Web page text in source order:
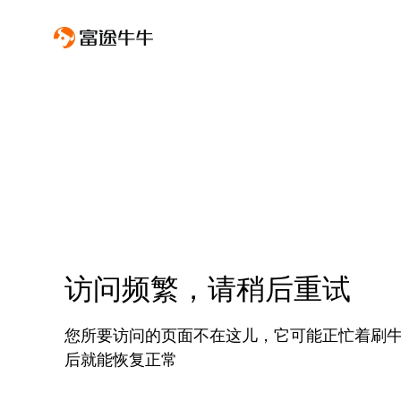
访问频繁，请稍后重试
您所要访问的页面不在这儿，它可能正忙着刷
后就能恢复正常